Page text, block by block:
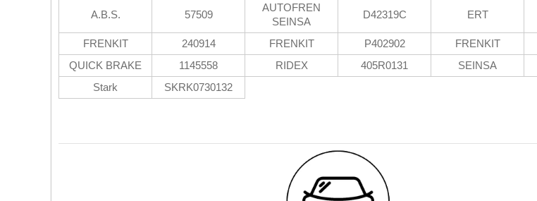
A.B.S. 57509
AUTOFREN
SEINSA
D42319C ERT
FRENKIT 240914 FRENKIT P402902 FRENKIT
QUICK BRAKE
1145558 RIDEX 405R0131 SEINSA
Stark
SKRK0730132